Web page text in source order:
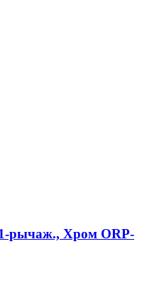
рычаж., Хром ORP-